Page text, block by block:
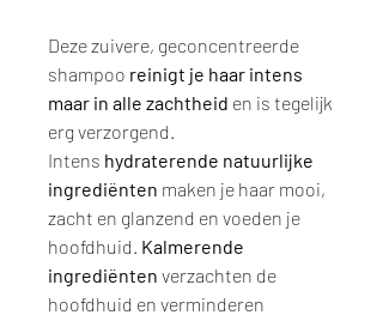
Deze zuivere, geconcentreerde
shampoo reinigt je haar intens
maar in alle zachtheid en is tegelijk
erg verzorgend.
Intens hydraterende natuurlijke
ingrediënten maken je haar mooi,
zacht en glanzend en voeden je
hoofdhuid. Kalmerende
ingrediënten verzachten de
hoofdhuid en verminderen